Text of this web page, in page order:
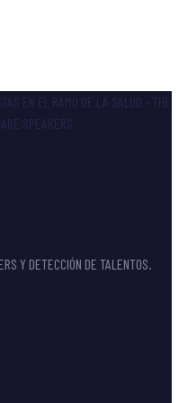
Y DETECCIÓN DE TALENTOS.